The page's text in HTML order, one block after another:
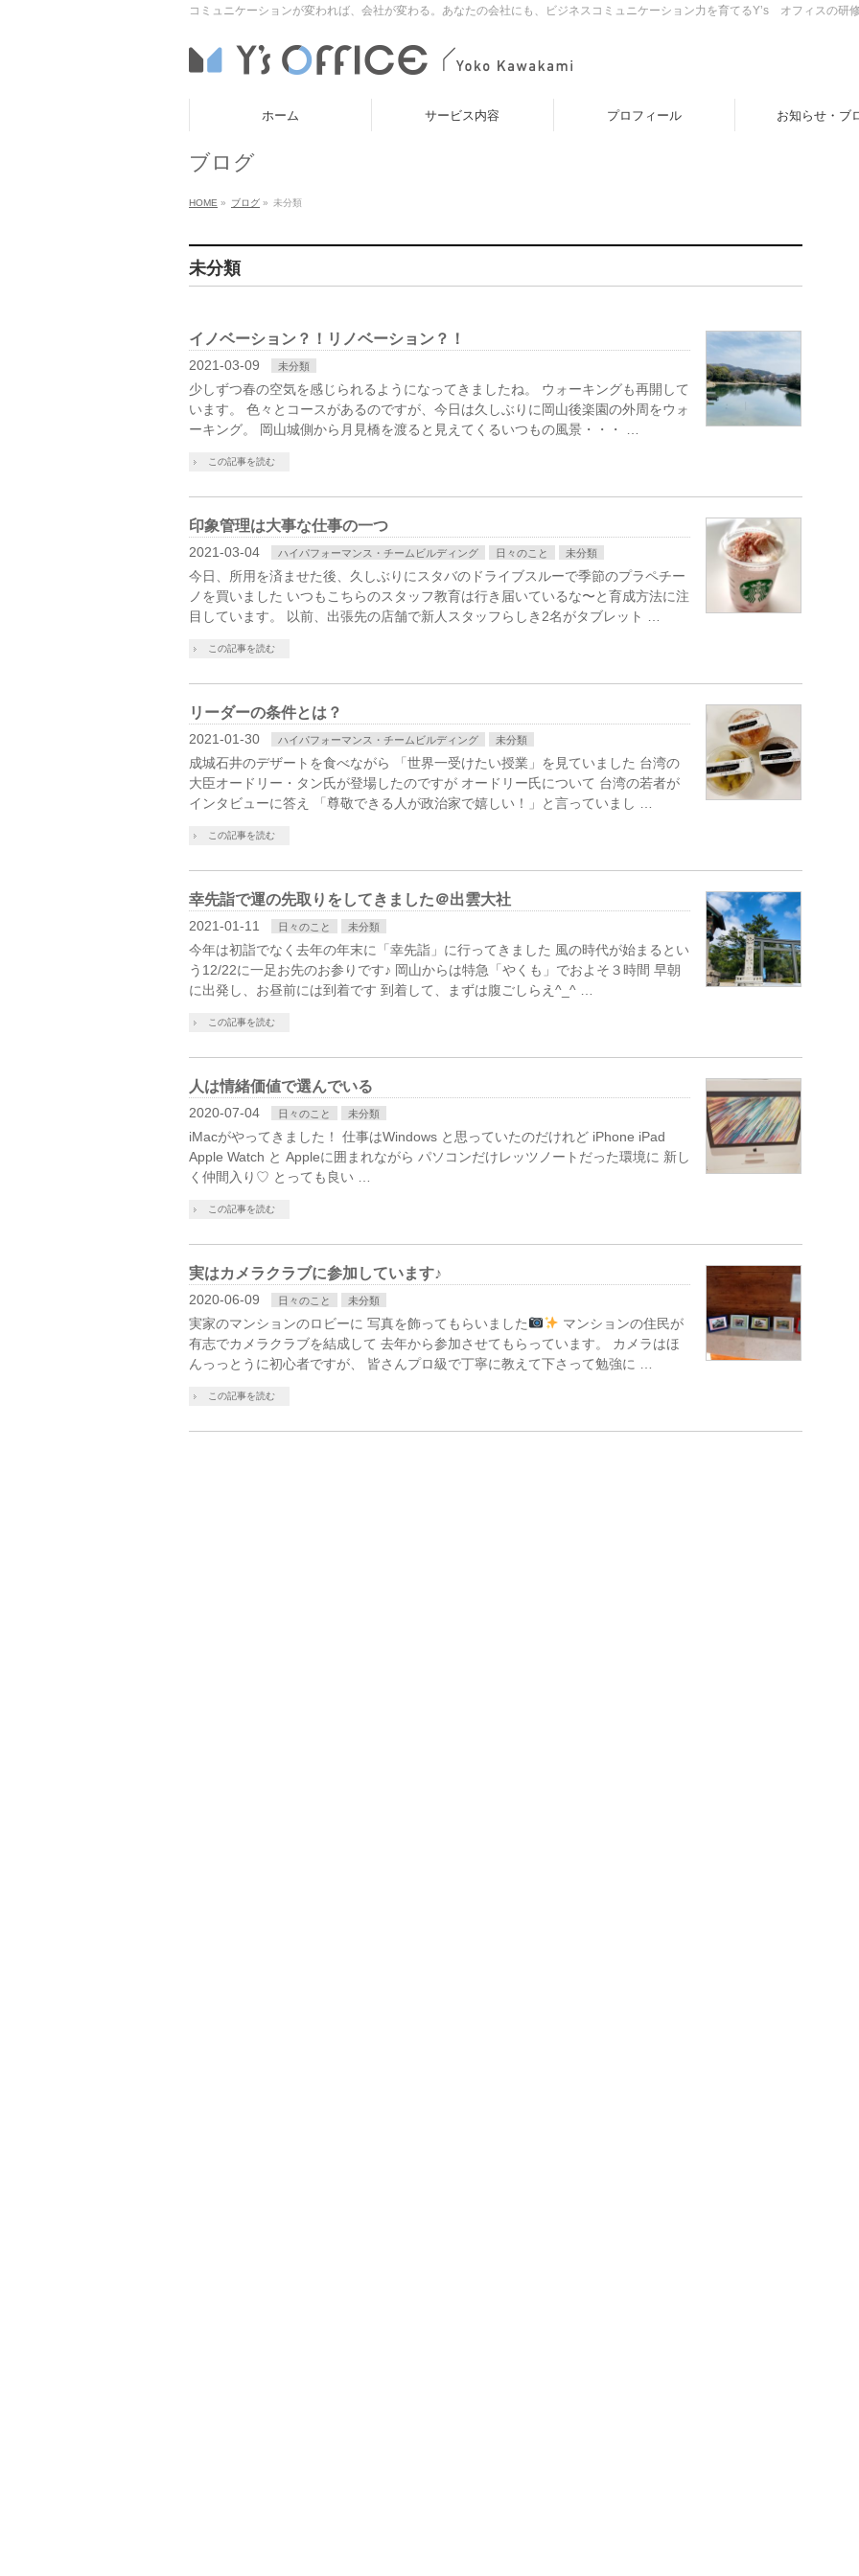
コミュニケーションが変われば、会社が変わる。あなたの会社にも、ビジネスコミュニケーション力を育てるY’s オフィスの研
ホーム サービス内容 プロフィール お知らせ・ブ
ブログ
HOME » ブログ » 未分類
未分類
イノベーション？！リノベーション？！
2021-03-09 未分類
少しずつ春の空気を感じられるようになってきましたね。 ウォーキングも再開して
います。 色々とコースがあるのですが、今日は久しぶりに岡山後楽園の外周をウォ
ーキング。 岡山城側から月見橋を渡ると見えてくるいつもの風景・・・ …
この記事を読む
印象管理は大事な仕事の一つ
2021-03-04 ハイパフォーマンス・チームビルディング 日々のこと 未分類
今日、所用を済ませた後、久しぶりにスタバのドライブスルーで季節のプラペチー
ノを買いました いつもこちらのスタッフ教育は行き届いているな〜と育成方法に注
目しています。 以前、出張先の店舗で新人スタッフらしき2名がタブレット …
この記事を読む
リーダーの条件とは？
2021-01-30 ハイパフォーマンス・チームビルディング 未分類
成城石井のデザートを食べながら 「世界一受けたい授業」を見ていました 台湾の
大臣オードリー・タン氏が登場したのですが オードリー氏について 台湾の若者が
インタビューに答え 「尊敬できる人が政治家で嬉しい！」と言っていまし …
この記事を読む
幸先詣で運の先取りをしてきました＠出雲大社
2021-01-11 日々のこと 未分類
今年は初詣でなく去年の年末に「幸先詣」に行ってきました 風の時代が始まるとい
う12/22に一足お先のお参りです♪ 岡山からは特急「やくも」でおよそ３時間 早朝
に出発し、お昼前には到着です 到着して、まずは腹ごしらえ^_^ …
この記事を読む
人は情緒価値で選んでいる
2020-07-04 日々のこと 未分類
iMacがやってきました！ 仕事はWindows と思っていたのだけれど iPhone iPad
Apple Watch と Appleに囲まれながら パソコンだけレッツノートだった環境に 新し
く仲間入り♡ とっても良い …
この記事を読む
実はカメラクラブに参加しています♪
2020-06-09 日々のこと 未分類
実家のマンションのロビーに 写真を飾ってもらいました
マンションの住民が
有志でカメラクラブを結成して 去年から参加させてもらっています。 カメラはほ
んっっとうに初心者ですが、 皆さんプロ級で丁寧に教えて下さって勉強に …
この記事を読む